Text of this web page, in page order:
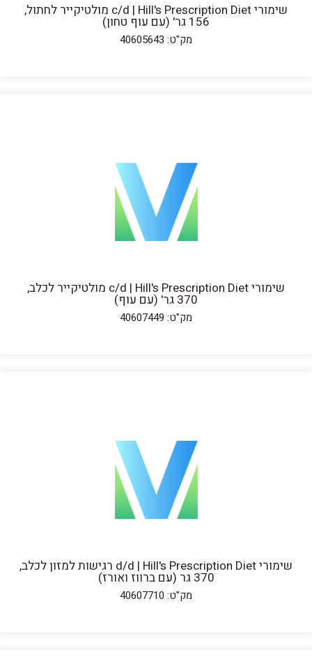
שימורי c/d | Hill's Prescription Diet מולטיקייר לחתול,
156 גר' (עם עוף טחון)
מק"ט: 40605643
שימורי c/d | Hill's Prescription Diet מולטיקייר לכלב,
370 גר' (עם עוף)
מק"ט: 40607449
שימורי d/d | Hill's Prescription Diet רגישות למזון לכלב,
370 גר (עם ברווז ואורז)
מק"ט: 40607710